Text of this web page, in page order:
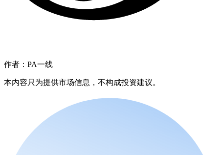
作者：PA一线
本内容只为提供市场信息，不构成投资建议。